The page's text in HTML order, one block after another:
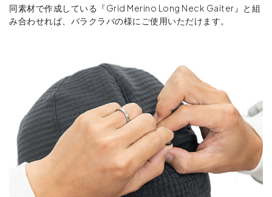
同素材で作成している『Grid Merino Long Neck Gaiter』と組
み合わせれば、バラクラバの様にご使用いただけます。